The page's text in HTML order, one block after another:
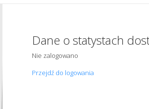
Dane o statystach
Nie zalogowano
Przejdź do logowania